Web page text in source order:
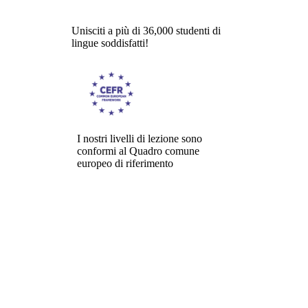
Unisciti a più di 36,000 studenti di
lingue soddisfatti!
I nostri livelli di lezione sono
conformi al Quadro comune
europeo di riferimento